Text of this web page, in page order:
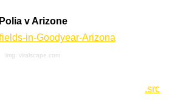
Polia v Arizone
img: viralscape.com
.src